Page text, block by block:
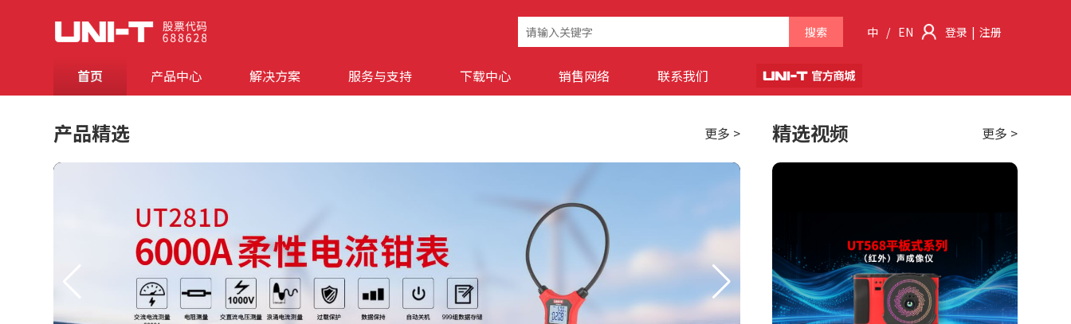
搜索 中 / EN 登录 | 注册
首页 产品中心 解决方案 服务与支持 下载中心 销售网络 联系我们
产品精选 更多 > 精选视频 更多 >